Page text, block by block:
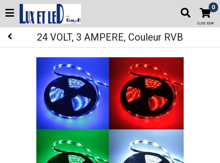
0
0,00 EUR
24 VOLT, 3 AMPERE, Couleur RVB